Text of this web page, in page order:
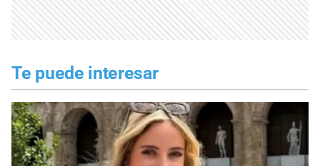
Te puede interesar